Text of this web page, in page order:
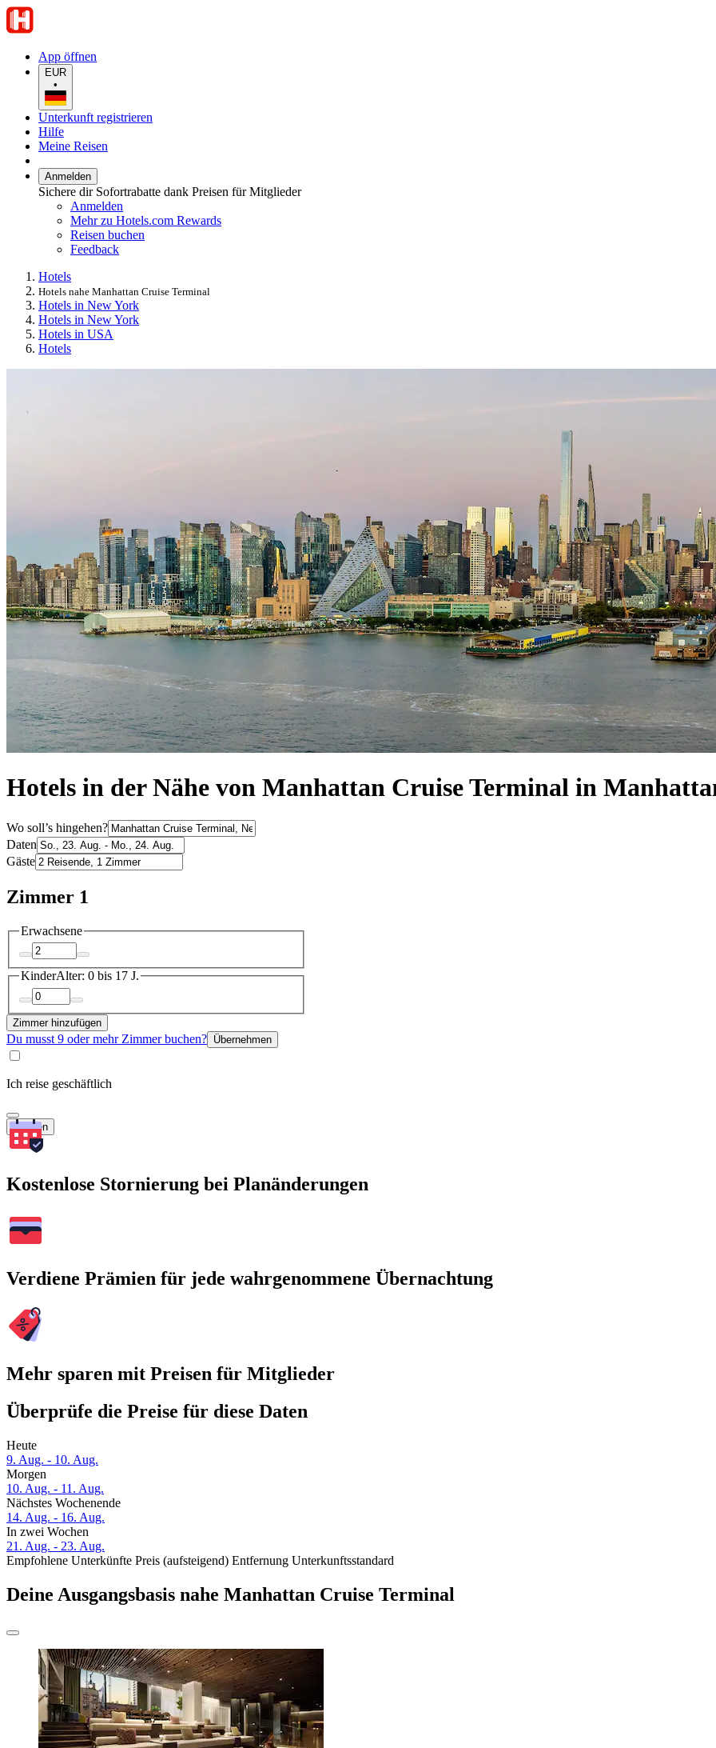
App öffnen
EUR
•
Unterkunft registrieren
Hilfe
Meine Reisen
Anmelden
Sichere dir Sofortrabatte dank Preisen für Mitglieder
Anmelden
Mehr zu Hotels.com Rewards
Reisen buchen
Feedback
Hotels
Hotels nahe Manhattan Cruise Terminal
Hotels in New York
Hotels in New York
Hotels in USA
Hotels
Hotels in der Nähe von Manhattan Cruise Terminal in
Wo soll’s hingehen?
Daten
Gäste
Zimmer 1
Erwachsene
KinderAlter: 0 bis 17 J.
Zimmer hinzufügen
Du musst 9 oder mehr Zimmer buchen? Übernehmen
Ich reise geschäftlich
Suchen
Kostenlose Stornierung bei Planänderungen
Verdiene Prämien für jede wahrgenommene Übernachtung
Mehr sparen mit Preisen für Mitglieder
Überprüfe die Preise für diese Daten
Heute
9. Aug. - 10. Aug.
Morgen
10. Aug. - 11. Aug.
Nächstes Wochenende
14. Aug. - 16. Aug.
In zwei Wochen
21. Aug. - 23. Aug.
Empfohlene Unterkünfte Preis (aufsteigend) Entfernung Unterkunftsstandard
Deine Ausgangsbasis nahe Manhattan Cruise Terminal